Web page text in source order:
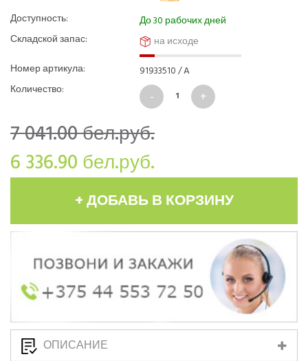
Доступность:
До 30 рабочих дней
Складской запас:
на исходе
Номер артикула:
91933510 / A
Количество:
7 041.00бел.руб.
6 336.90 бел.руб.
+ ДОБАВЬ В КОРЗИНУ
ОПИСАНИЕ